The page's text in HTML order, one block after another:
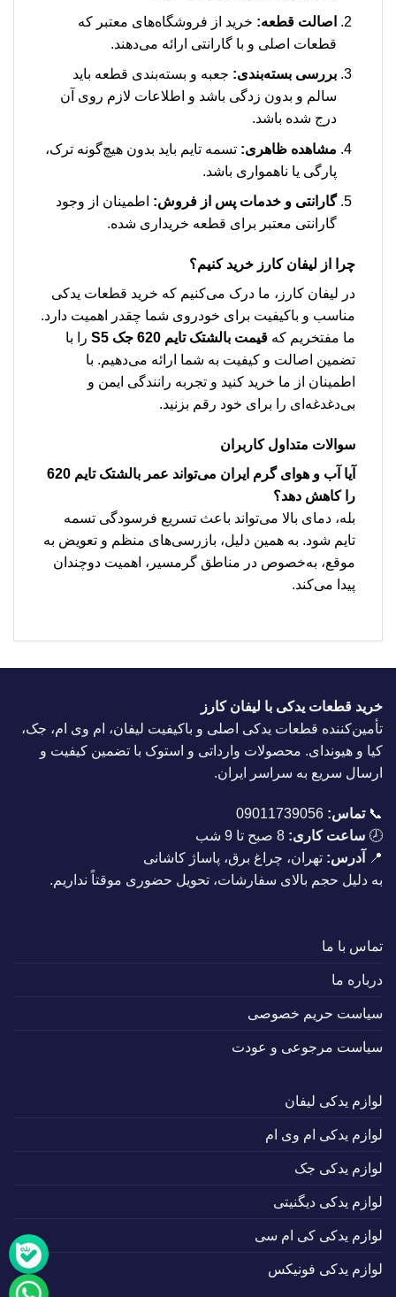
اصالت قطعه: خرید از فروشگاه‌های معتبر که
قطعات اصلی و با گارانتی ارائه می‌دهند.
بررسی بسته‌بندی: جعبه و بسته‌بندی قطعه باید
سالم و بدون زدگی باشد و اطلاعات لازم روی آن
درج شده باشد.
مشاهده ظاهری: تسمه تایم باید بدون هیچ‌گونه ترک،
پارگی یا ناهمواری باشد.
گارانتی و خدمات پس از فروش: اطمینان از وجود
گارانتی معتبر برای قطعه خریداری شده.
چرا از لیفان کارز خرید کنیم؟
در لیفان کارز، ما درک می‌کنیم که خرید قطعات یدکی
مناسب و باکیفیت برای خودروی شما چقدر اهمیت دارد.
ما مفتخریم که قیمت بالشتک تایم 620 جک S5
را با
تضمین اصالت و کیفیت به شما ارائه می‌دهیم. با
اطمینان از ما خرید کنید و تجربه رانندگی ایمن و
بی‌دغدغه‌ای را برای خود رقم بزنید.
سوالات متداول کاربران
آیا آب و هوای گرم ایران می‌تواند عمر بالشتک تایم 620
را کاهش دهد؟
بله، دمای بالا می‌تواند باعث تسریع فرسودگی تسمه
تایم شود. به همین دلیل، بازرسی‌های منظم و تعویض به
موقع، به‌خصوص در مناطق گرمسیر، اهمیت دوچندان
پیدا می‌کند.
خرید قطعات یدکی با لیفان کارز
تأمین‌کننده قطعات یدکی اصلی و باکیفیت لیفان، ام وی ام، جک،
کیا و هیوندای. محصولات وارداتی و استوک با تضمین کیفیت و
ارسال سریع به سراسر ایران.
📞تماس: 09011739056
🕗 ساعت کاری:
📍
آدرس: تهران، چراغ برق، پاساژ کاشانی
به دلیل حجم بالای سفارشات، تحویل حضوری موقتاً نداریم.
تماس با ما
درباره ما
سیاست حریم خصوصی
سیاست مرجوعی و عودت
لوازم یدکی لیفان
لوازم یدکی ام وی ام
لوازم یدکی جک
لوازم یدکی دیگنیتی
لوازم یدکی کی ام سی
لوازم یدکی فونیکس